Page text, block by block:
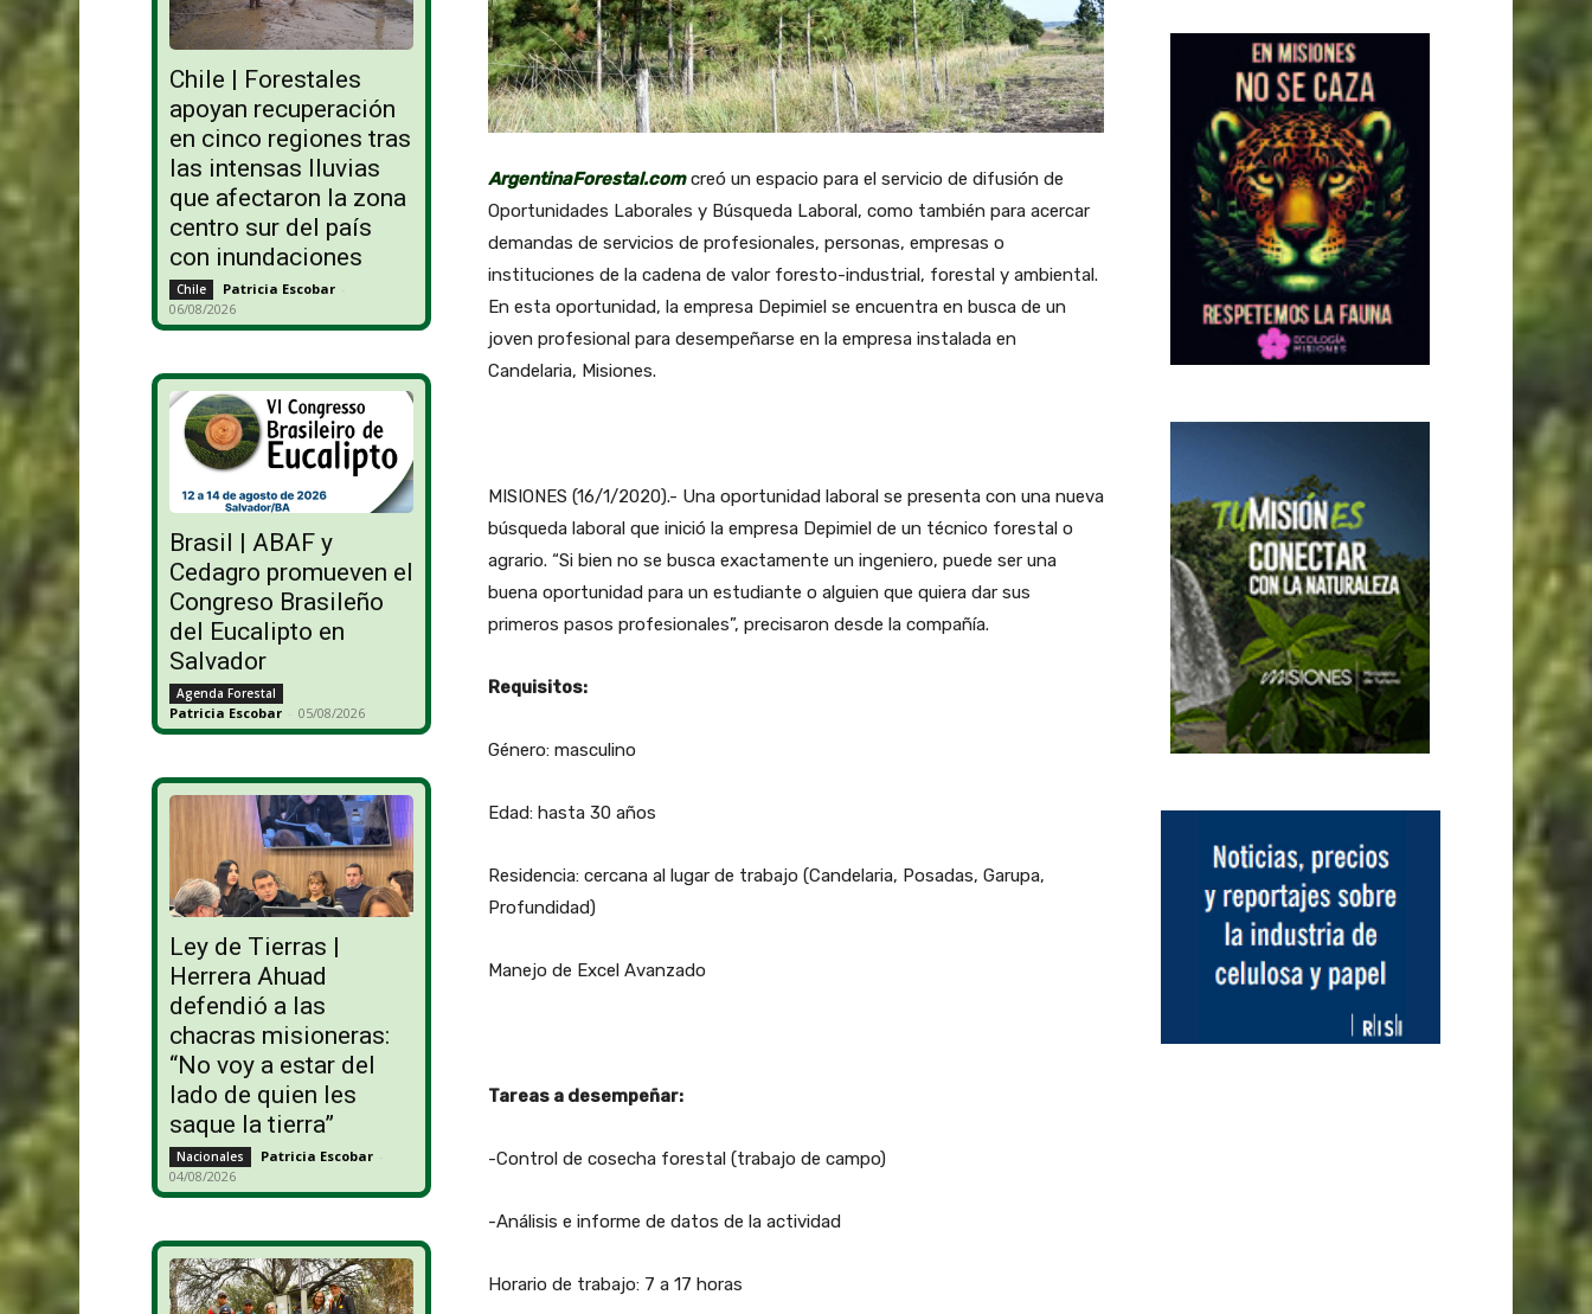
Chile | Forestales
apoyan recuperación
en cinco regiones tras
las intensas lluvias
que afectaron la zona
centro sur del país
con inundaciones
Chile Patricia Escobar -
06/08/2026
Brasil | ABAF y
Cedagro promueven el
Congreso Brasileño
del Eucalipto en
Salvador
Agenda Forestal
Patricia Escobar - 05/08/2026
Ley de Tierras |
Herrera Ahuad
defendió a las
chacras misioneras:
“No voy a estar del
lado de quien les
saque la tierra”
Nacionales Patricia Escobar -
04/08/2026
ArgentinaForestal.com creó un espacio para el servicio de difusión de
Oportunidades Laborales y Búsqueda Laboral, como también para acercar
demandas de servicios de profesionales, personas, empresas o
instituciones de la cadena de valor foresto-industrial, forestal y ambiental.
En esta oportunidad, la empresa Depimiel se encuentra en busca de un
joven profesional para desempeñarse en la empresa instalada en
Candelaria, Misiones.
MISIONES (16/1/2020).- Una oportunidad laboral se presenta con una nueva
búsqueda laboral que inició la empresa Depimiel de un técnico forestal o
agrario. “Si bien no se busca exactamente un ingeniero, puede ser una
buena oportunidad para un estudiante o alguien que quiera dar sus
primeros pasos profesionales”, precisaron desde la compañía.
Requisitos:
Género: masculino
Edad: hasta 30 años
Residencia: cercana al lugar de trabajo (Candelaria, Posadas, Garupa,
Profundidad)
Manejo de Excel Avanzado
Tareas a desempeñar:
-Control de cosecha forestal (trabajo de campo)
-Análisis e informe de datos de la actividad
Horario de trabajo: 7 a 17 horas